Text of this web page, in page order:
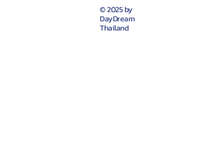
© 2025 by
DayDream
Thailand